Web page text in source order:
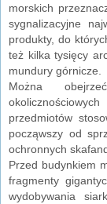
morskich
sygnalizacyjne
produkty, do
też kilka tysięcy
mundury górnicze.
Można
przedmiotów
począwszy od
ochronnych
Przed budynkiem
fragmenty
wydobywania